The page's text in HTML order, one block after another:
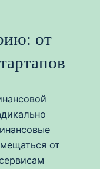
от
от